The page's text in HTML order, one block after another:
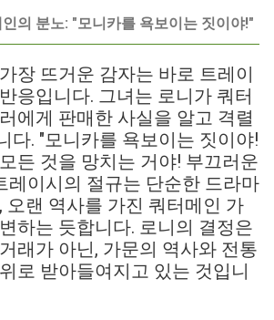
의 분노: "모니카를 욕보이는 짓이야!"
장 뜨거운 감자는 바로 트레이
응입니다. 그녀는 로니가 쿼터
에게 판매한 사실을 알고 격렬
다. "모니카를 욕보이는 짓이야!
든 것을 망치는 거야! 부끄러운
레이시의 절규는 단순한 드라마
오랜 역사를 가진 쿼터메인 가
하는 듯합니다. 로니의 결정은
래가 아닌, 가문의 역사와 전통
로 받아들여지고 있는 것입니